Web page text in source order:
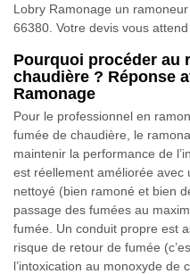
Lobry Ramonage un
66380. Votre devis vous attend
Pourquoi procéder au
chaudière ? Réponse
Ramonage
Pour le professionnel en
fumée de chaudière, le
maintenir la performance de
est réellement améliorée avec
nettoyé (bien ramoné et bien
passage des fumées au
fumée. Un conduit propre est
risque de retour de fumée
l’intoxication au monoxyde